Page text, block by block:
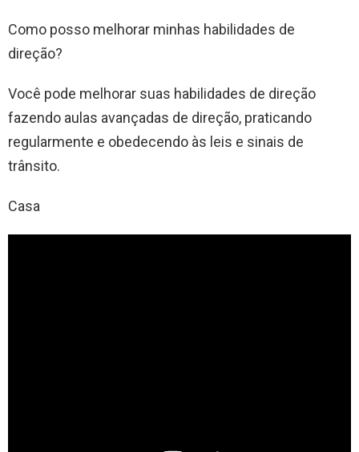
Como posso melhorar minhas habilidades de
direção?
Você pode melhorar suas habilidades de direção
fazendo aulas avançadas de direção, praticando
regularmente e obedecendo às leis e sinais de
trânsito.
Casa